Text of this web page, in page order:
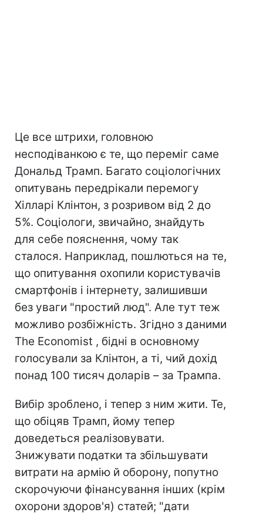
Це все штрихи, головною
несподіванкою є те, що переміг саме
Дональд Трамп. Багато соціологічних
опитувань передрікали перемогу
Хілларі Клінтон, з розривом від 2 до
5%. Соціологи, звичайно, знайдуть
для себе пояснення, чому так
сталося. Наприклад, пошлються на те,
що опитування охопили користувачів
смартфонів і інтернету, залишивши
без уваги "простий люд". Але тут теж
можливо розбіжність. Згідно з даними
The Economist , бідні в основному
голосували за Клінтон, а ті, чий дохід
понад 100 тисяч доларів – за Трампа.
Вибір зроблено, і тепер з ним жити. Те,
що обіцяв Трамп, йому тепер
доведеться реалізовувати.
Знижувати податки та збільшувати
витрати на армію й оборону, попутно
скорочуючи фінансування інших (крім
охорони здоров'я) статей; "дати